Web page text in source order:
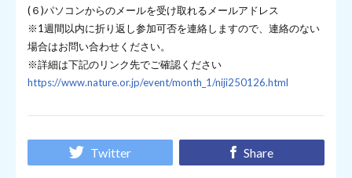
(６)パソコンからのメールを受け取れるメールアドレス
※1週間以内に折り返し参加可否を連絡しますので、連絡のない
場合はお問い合わせください。
※詳細は下記のリンク先でご確認ください
https://www.nature.or.jp/event/month_1/niji250126.html
Twitter Share